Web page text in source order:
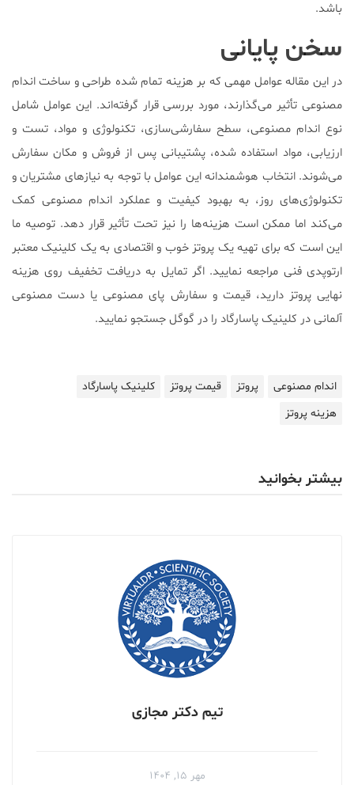
باشد.
سخن پایانی
در این مقاله عوامل مهمی که بر هزینه تمام شده طراحی و ساخت اندام
مصنوعی تأثیر می‌گذارند، مورد بررسی قرار گرفته‌اند. این عوامل شامل
نوع اندام مصنوعی، سطح سفارشی‌سازی، تکنولوژی و مواد، تست و
ارزیابی، مواد استفاده شده، پشتیبانی پس از فروش و مکان سفارش
می‌شوند. انتخاب هوشمندانه این عوامل با توجه به نیازهای مشتریان و
تکنولوژی‌های روز، به بهبود کیفیت و عملکرد اندام مصنوعی کمک
می‌کند اما ممکن است هزینه‌ها را نیز تحت تأثیر قرار دهد. توصیه ما
این است که برای تهیه یک پروتز خوب و اقتصادی به یک کلینیک معتبر
ارتوپدی فنی مراجعه نمایید. اگر تمایل به دریافت تخفیف روی هزینه
نهایی پروتز دارید، قیمت و سفارش پای مصنوعی یا دست مصنوعی
آلمانی در کلینیک پاسارگاد را در گوگل جستجو نمایید.
اندام مصنوعی پروتز قیمت پروتز
کلینیک پاسارگاد
هزینه پروتز
بیشتر بخوانید
تیم دکتر مجازی
مهر ۱۵, ۱۴۰۴